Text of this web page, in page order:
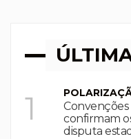
1
Convenções
confirmam
disputa